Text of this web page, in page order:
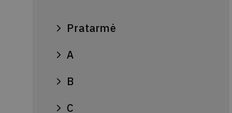
Pratarmė
A
B
C